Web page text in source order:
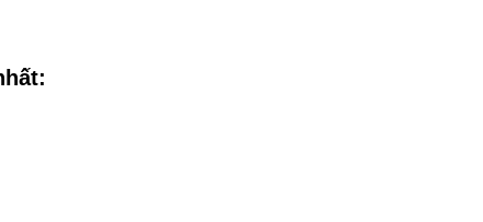
kết nội bộ hợp lý sẽ giúp: